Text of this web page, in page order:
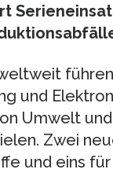
und
Umwelt
Zwei
und eins